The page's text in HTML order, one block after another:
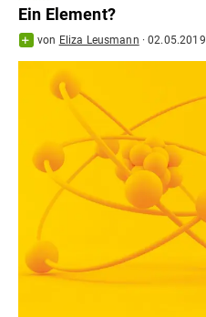
Ein Element?
von Eliza Leusmann ·02.05.2019